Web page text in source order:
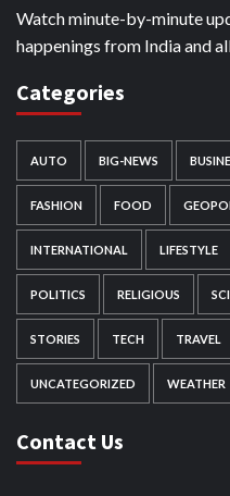
Watch minute-by-minute
happenings from India and
Categories
AUTO BIG-NEWS
FASHION FOOD
INTERNATIONAL LIFESTYLE
POLITICS RELIGIOUS
STORIES TECH TRAVEL
UNCATEGORIZED WEATHER
Contact Us